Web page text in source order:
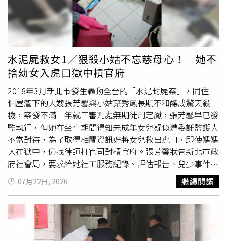
水泥屍救女1／狠殺小姑不忘慈母心！ 她不
捨幼女入虎口獄中槓官府
2018年3月新北市發生轟動全台的「水泥封屍案」，同住一
個屋簷下的大嫂張芳馨與小姑葉秀鳳長期不和釀成驚天殺
機，案發不滿一年就三審判處無期徒刑定讞，張芳馨早已發
監執行，但她在坐牢期間得知未成年女兒疑似遭委託監護人
不當對待，為了取得相關資訊好將女兒救出虎口，即使媽媽
人在獄中，仍找律師打官司對槓官府。張芳馨狀告新北市政
府社會局，要求給她社工服務紀錄、評估報告、兒少事件通
報表、家防中心調查記錄等文件，台北高等行政法院判張芳
馨勝訴，並在判決中痛斥社會局曲解法律、未善盡職責。本
案判決因社會局未上訴，全案確定，已提供相關資料給張芳
馨。水泥封屍案兇手張芳馨遭判無期徒刑定讞後，將未成年
兒女監護權暫時委託丈夫友人。（圖／報系資料照）本刊調
查，張芳馨因水泥封屍案獲判無期徒刑，判決定讞一年後，
07月22日, 2026 繼續閱讀